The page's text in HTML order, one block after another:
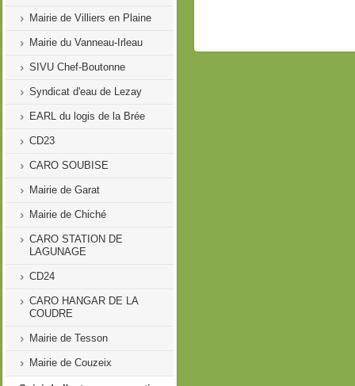
Mairie de Villiers en Plaine
Mairie du Vanneau-Irleau
SIVU Chef-Boutonne
Syndicat d'eau de Lezay
EARL du logis de la Brée
CD23
CARO SOUBISE
Mairie de Garat
Mairie de Chiché
CARO STATION DE
LAGUNAGE
CD24
CARO HANGAR DE LA
COUDRE
Mairie de Tesson
Mairie de Couzeix